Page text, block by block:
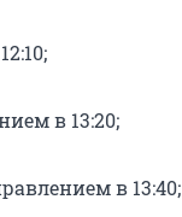
в 13:20;
в 13:40;